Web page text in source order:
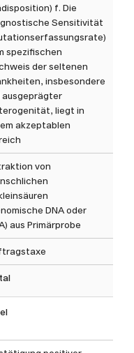
f. Die
Sensitivität
spezifischen
der seltenen
insbesondere
ausgeprägter
liegt in
akzeptablen
von
DNA oder
aus Primärprobe